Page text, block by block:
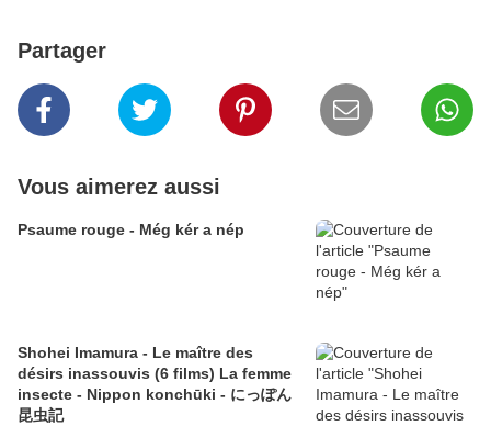
Partager
Vous aimerez aussi
Psaume rouge - Még kér a nép
Shohei Imamura - Le maître des
désirs inassouvis (6 films) La femme
insecte - Nippon konchūki - にっぽん
昆虫記